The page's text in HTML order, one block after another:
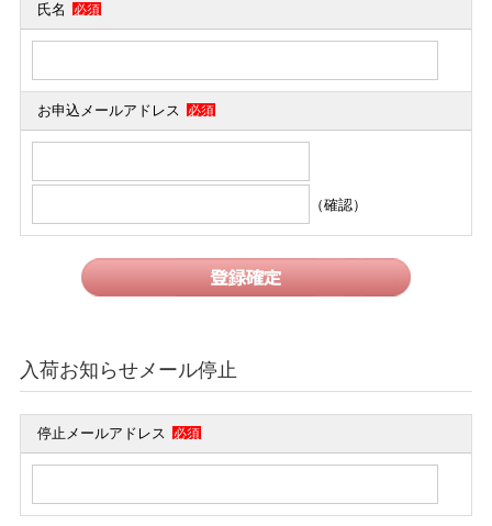
氏名 必須
お申込メールアドレス 必須
（確認）
入荷お知らせメール停止
停止メールアドレス 必須